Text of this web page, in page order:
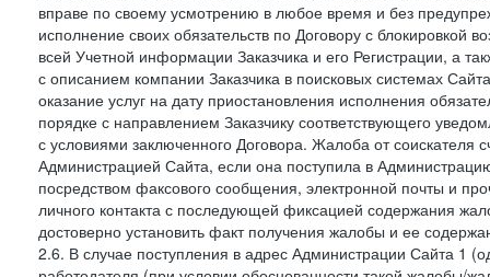
вправе по своему усмотрению в любое время и без
исполнение своих обязательств по Договору с блокировкой
всей Учетной информации Заказчика и его Регистрации, а
с описанием компании Заказчика в поисковых системах
оказание услуг на дату приостановления исполнения
порядке с направлением Заказчику соответствующего
с условиями заключенного Договора. Жалоба от
Администрацией Сайта, если она поступила в
посредством факсового сообщения, электронной почты и
личного контакта с последующей фиксацией содержания
достоверно установить факт получения жалобы и ее
2.6. В случае поступления в адрес Администрации Сайта 1